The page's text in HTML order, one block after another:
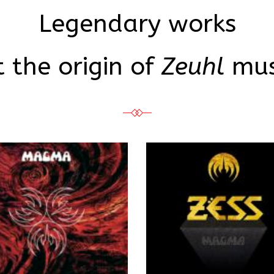
Legendary works
the origin ofZeuhl